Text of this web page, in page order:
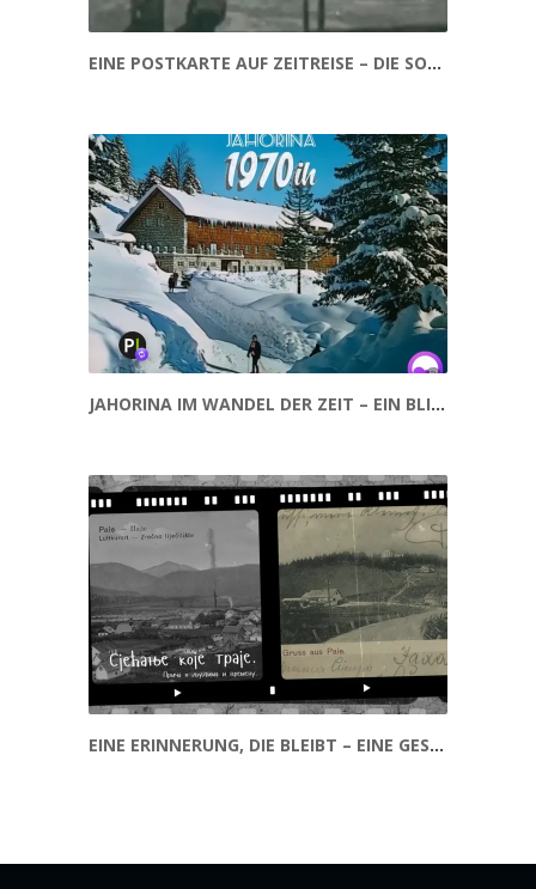
EINE POSTKARTE AUF ZEITREISE – DIE SOKOLEN EINER VERGANGENEN EPOCHE
JAHORINA IM WANDEL DER ZEIT – EIN BLICK IN DIE VERGANGENHEIT
EINE ERINNERUNG, DIE BLEIBT – EINE GESCHICHTE ÜBER MENSCHEN UND ZEIT